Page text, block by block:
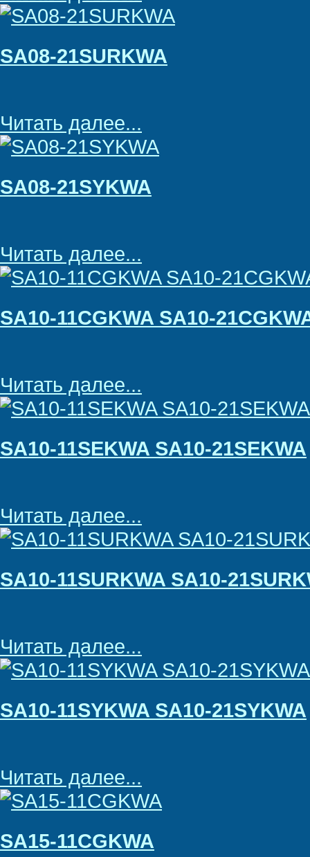
SA08-21SURKWA
Читать далее...
SA08-21SYKWA
Читать далее...
SA10-11CGKWA SA10-
Читать далее...
SA10-11SEKWA SA10-21SEKWA
Читать далее...
SA10-11SURKWA SA10-
Читать далее...
SA10-11SYKWA SA10-21SYKWA
Читать далее...
SA15-11CGKWA